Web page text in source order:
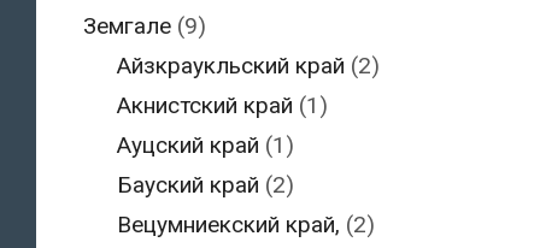
Земгале(9)
Айзкраукльский край (2)
Акнистский край (1)
Ауцский край (1)
Бауский край (2)
Вецумниекский край, (2)